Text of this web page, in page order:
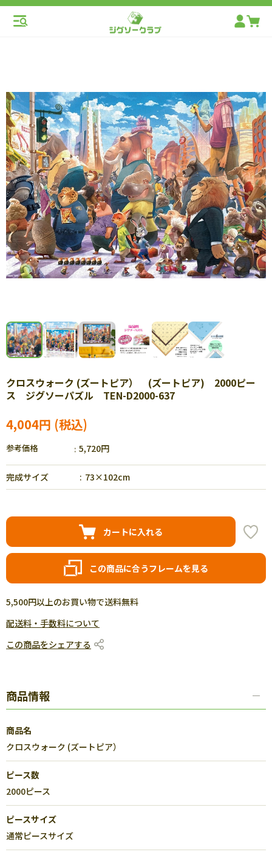
クロスウォーク (ズートピア） (ズートピア) 2000ピー
ス ジグソーパズル TEN-D2000-637
4,004円
参考価格 5,720円
完成サイズ 73×102cm
カートに入れる
この商品に合うフレームを見る
5,500円以上のお買い物で送料無料
配送料・手数料について
この商品をシェアする
商品情報
商品名
クロスウォーク (ズートピア）
ピース数
2000ピース
ピースサイズ
通常ピースサイズ